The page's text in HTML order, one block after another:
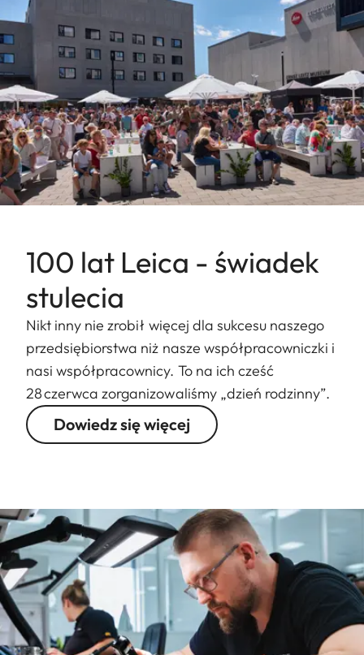
100 lat Leica - świadek
stulecia
Nikt inny nie zrobił więcej dla sukcesu naszego
przedsiębiorstwa niż nasze współpracowniczki i
nasi współpracownicy. To na ich cześć
28 czerwca zorganizowaliśmy „dzień rodzinny”.
Dowiedz się więcej